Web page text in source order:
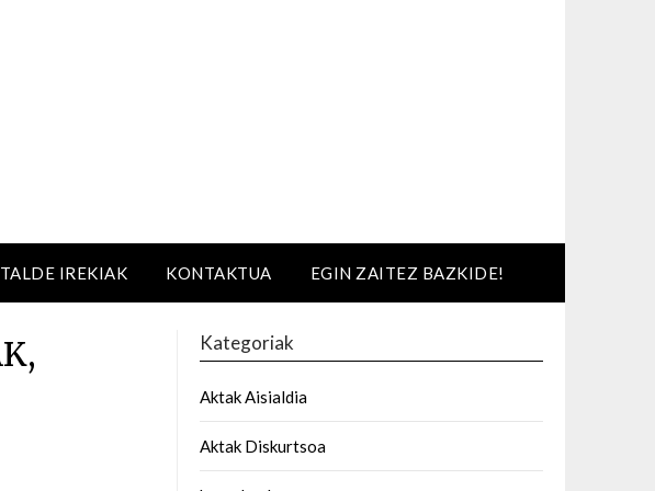
IREKIAK KONTAKTUA EGIN ZAITEZ BAZKIDE!
Kategoriak
Aktak Aisialdia
Aktak Diskurtsoa